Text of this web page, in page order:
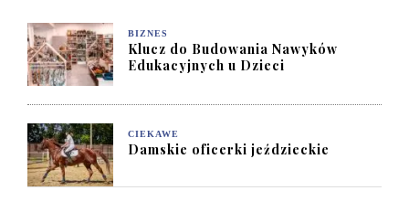
BIZNES
Klucz do Budowania Nawyków
Edukacyjnych u Dzieci
CIEKAWE
Damskie oficerki jeździeckie